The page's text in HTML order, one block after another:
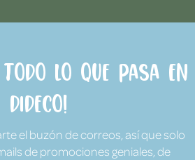
todo lo que pasa en
Dideco!
el buzón de correos, así que solo
de promociones geniales, de